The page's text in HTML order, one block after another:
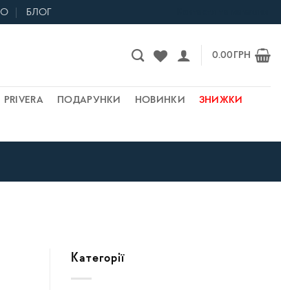
БЛОГ
0.00 ГРН
PRIVERA ПОДАРУНКИ НОВИНКИ ЗНИЖКИ
Категорії